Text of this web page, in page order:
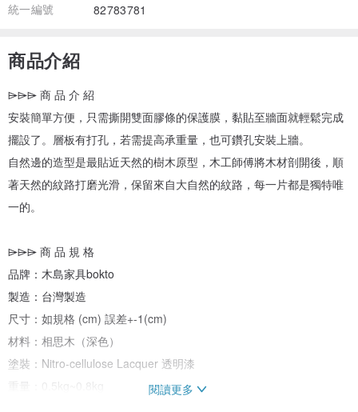
統一編號
82783781
商品介紹
⌲⌲⌲ 商 品 介 紹
安裝簡單方便，只需撕開雙面膠條的保護膜，黏貼至牆面就輕鬆完成
擺設了。層板有打孔，若需提高承重量，也可鑽孔安裝上牆。
自然邊的造型是最貼近天然的樹木原型，木工師傅將木材剖開後，順
著天然的紋路打磨光滑，保留來自大自然的紋路，每一片都是獨特唯
一的。
⌲⌲⌲ 商 品 規 格
品牌：木島家具bokto
製造：台灣製造
尺寸：如規格 (cm) 誤差+-1(cm)
材料：相思木（深色）
塗裝：Nitro-cellulose Lacquer 透明漆
重量：0.5kg~0.8kg
閱讀更多